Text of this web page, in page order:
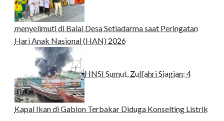
menyelimuti di Balai Desa Setiadarma saat Peringatan
Hari Anak Nasional (HAN) 2026
HNSI Sumut, Zulfahri Siagian: 4
Kapal Ikan di Gabion Terbakar Diduga Konselting Listrik